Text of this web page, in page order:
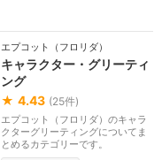
エプコット（フロリダ）
キャラクター・グリーティ
ング
★ 4.43 (25件)
エプコット（フロリダ）のキャラ
クターグリーティングについてま
とめるカテゴリーです。